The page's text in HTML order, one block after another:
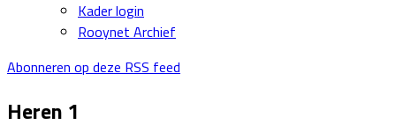
Kader login
Rooynet Archief
Abonneren op deze RSS feed
Heren 1